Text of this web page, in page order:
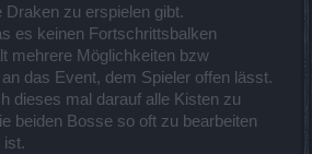
Draken zu erspielen gibt.
es keinen Fortschrittsbalken
mehrere Möglichkeiten bzw
das Event, dem Spieler offen lässt.
dieses mal darauf alle Kisten zu
beiden Bosse so oft zu bearbeiten
ist.